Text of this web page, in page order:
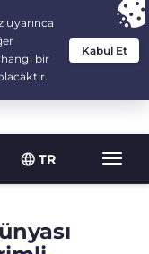
TR
years at $